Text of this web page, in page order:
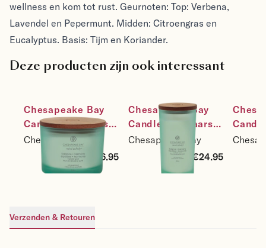
wellness en kom tot rust. Geurnoten: Top: Verbena,
Lavendel en Pepermunt. Midden: Citroengras en
Eucalyptus. Basis: Tijm en Koriander.
Deze producten zijn ook interessant
Chesapeake Bay
Candle Sojakaars
Balance &
Harmony -
Waterlily Pear -
Chesapeake Bay
€26.95
Chesapeake Bay
Candle Sojakaars
Balance &
Harmony -
Waterlily Pear -
Chesapeake Bay
€24.95
Verzenden & Retouren